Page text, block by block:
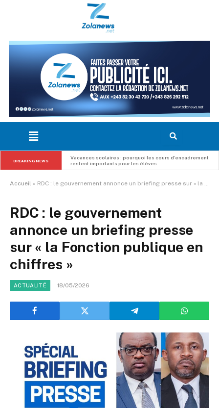
BREAKING NEWS
emeneya parmi les grandes figures de la musique
congolaise
Accueil » RDC : le gouvernement annonce un briefing presse sur « la Fonction publique en chiffres »
RDC : le gouvernement
annonce un briefing presse
sur « la Fonction publique en
chiffres »
ACTUALITÉ 18/05/2026